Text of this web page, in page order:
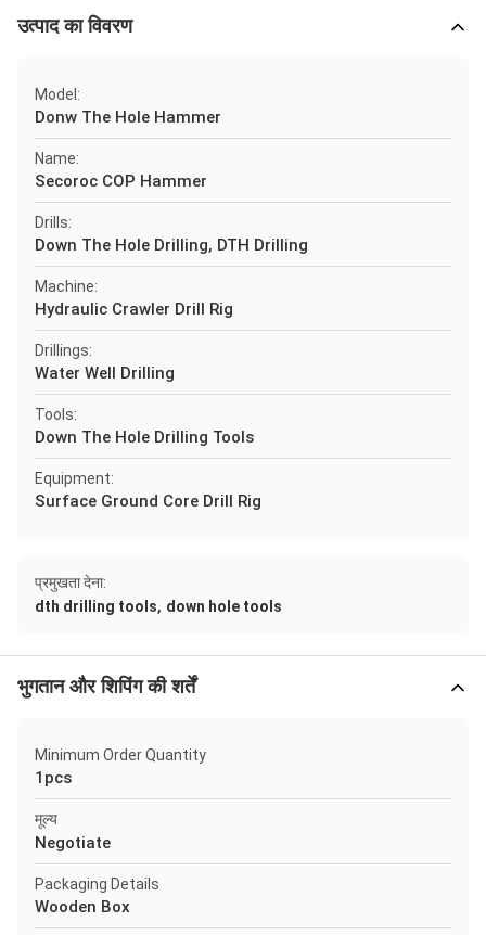
उत्पाद का विवरण
Model:
Donw The Hole Hammer
Name:
Secoroc COP Hammer
Drills:
Down The Hole Drilling, DTH Drilling
Machine:
Hydraulic Crawler Drill Rig
Drillings:
Water Well Drilling
Tools:
Down The Hole Drilling Tools
Equipment:
Surface Ground Core Drill Rig
प्रमुखता देना:
dth drilling tools, down hole tools
भुगतान और शिपिंग की शर्तें
Minimum Order Quantity
1pcs
मूल्य
Negotiate
Packaging Details
Wooden Box